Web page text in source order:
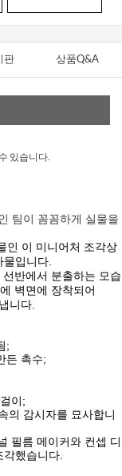
판 상품Q&A
있습니다.
팀이 꼼꼼하게 실물을
인 이 미니어처 조각상
입니다.
반에서 분출하는 모습
벽면에 장착되어
니다.
;
든 촉수;
이;
의 감시자를 묘사합니
필름 메이커와 컨셉 디
했습니다.